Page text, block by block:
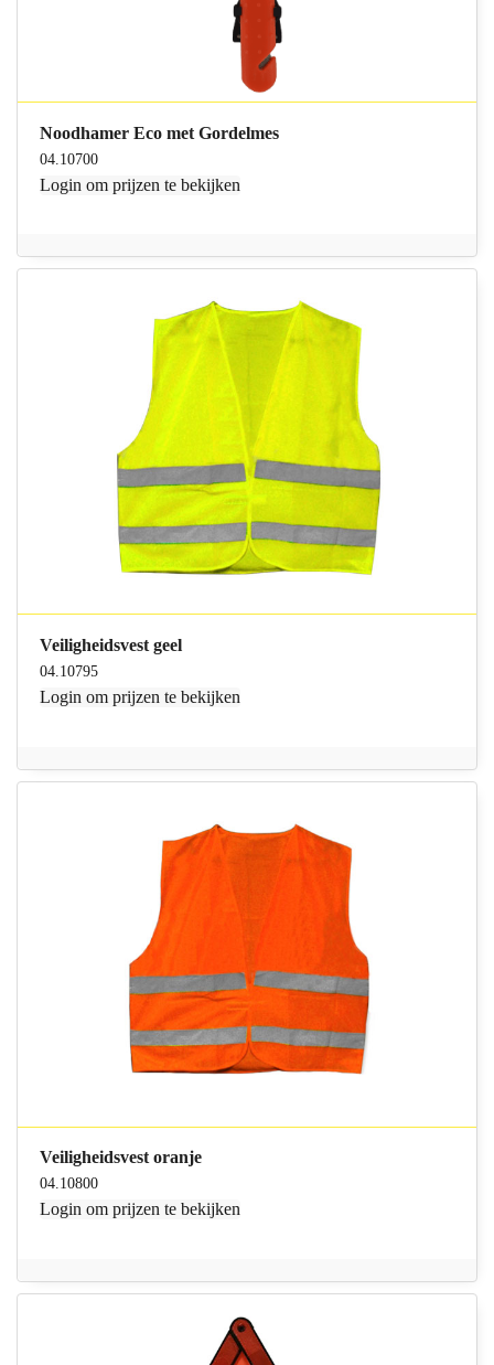
Noodhamer Eco met Gordelmes
04.10700
Login om prijzen te bekijken
Veiligheidsvest geel
04.10795
Login om prijzen te bekijken
Veiligheidsvest oranje
04.10800
Login om prijzen te bekijken